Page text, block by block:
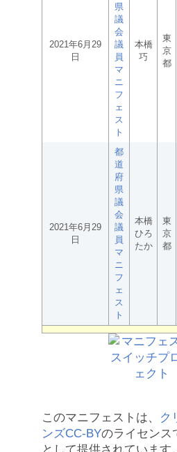
2021年6月29
日
県
議
会
議
員
マ
ニ
フ
ェ
ス
ト
本橋
巧
東
京
都
2021年6月29
日
都
道
府
県
議
会
議
員
マ
ニ
フ
ェ
ス
ト
本橋
ひろ
たか
東
京
都
このマニフェストは、
ク
ンズCC-BYのライセンス